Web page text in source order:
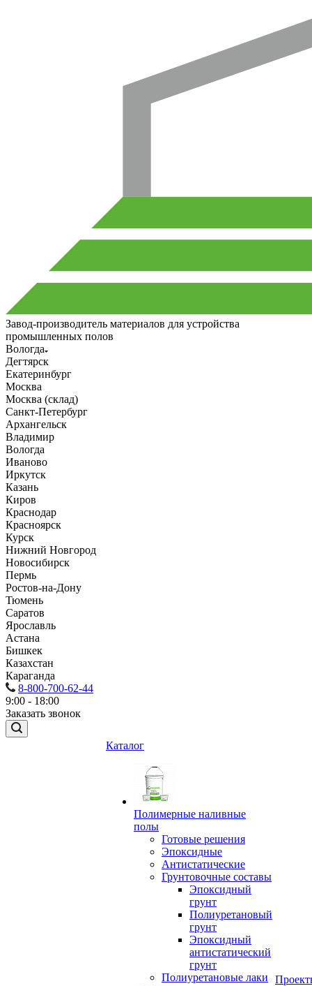
Завод-производитель материалов для устройства
промышленных полов
Вологда
Дегтярск
Екатеринбург
Москва
Москва (склад)
Санкт-Петербург
Архангельск
Владимир
Вологда
Иваново
Иркутск
Казань
Киров
Краснодар
Красноярск
Курск
Нижний Новгород
Новосибирск
Пермь
Ростов-на-Дону
Тюмень
Саратов
Ярославль
Астана
Бишкек
Казахстан
Караганда
8-800-700-62-44
9:00 - 18:00
Заказать звонок
Каталог
Полимерные наливные
полы
Готовые решения
Эпоксидные
Антистатические
Грунтовочные составы
Эпоксидный
грунт
Полиуретановый
грунт
Эпоксидный
антистатический
грунт
Полиуретановые лаки